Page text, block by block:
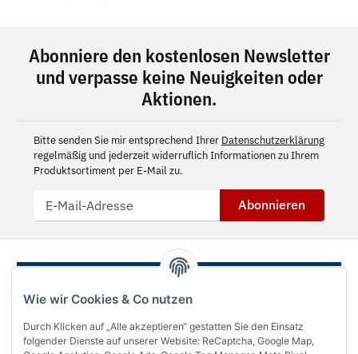
Wie wir Cookies & Co nutzen
Durch Klicken auf „Alle akzeptieren“ gestatten Sie den Einsatz
folgender Dienste auf unserer Website: ReCaptcha, Google Map,
Abonniere den kostenlosen Newsletter
und verpasse keine Neuigkeiten oder
Aktionen.
Bitte senden Sie mir entsprechend Ihrer Datenschutzerklärung
regelmäßig und jederzeit widerruflich Informationen zu Ihrem
Produktsortiment per E-Mail zu.
Abonnieren